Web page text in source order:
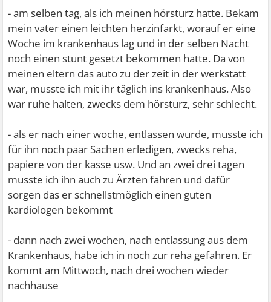
- am selben tag, als ich meinen hörsturz hatte. Bekam
mein vater einen leichten herzinfarkt, worauf er eine
Woche im krankenhaus lag und in der selben Nacht
noch einen stunt gesetzt bekommen hatte. Da von
meinen eltern das auto zu der zeit in der werkstatt
war, musste ich mit ihr täglich ins krankenhaus. Also
war ruhe halten, zwecks dem hörsturz, sehr schlecht.
- als er nach einer woche, entlassen wurde, musste ich
für ihn noch paar Sachen erledigen, zwecks reha,
papiere von der kasse usw. Und an zwei drei tagen
musste ich ihn auch zu Ärzten fahren und dafür
sorgen das er schnellstmöglich einen guten
kardiologen bekommt
- dann nach zwei wochen, nach entlassung aus dem
Krankenhaus, habe ich in noch zur reha gefahren. Er
kommt am Mittwoch, nach drei wochen wieder
nachhause